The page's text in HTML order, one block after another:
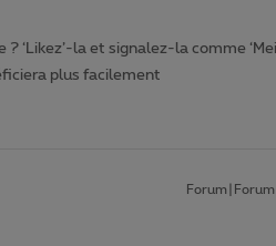
‘Likez’-la et signalez-la comme
plus facilement